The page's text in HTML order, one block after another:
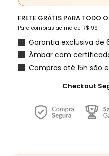
FRETE GRÁTIS PARA TODO
Para compras acima de R$ 99
Garantia exclusiva de
Âmbar com
Compras até 15h são
Checkout